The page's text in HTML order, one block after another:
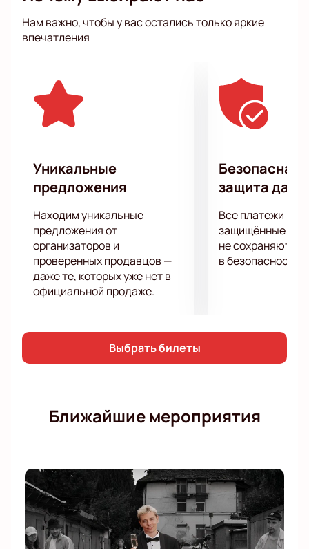
Искрометный и близкий каждому гостю юмор в этот
вечер подарит вам не только море положительных
точно захотите рассказать своим друзьям и
коллегам!
Нам важно, чтобы у вас остались только яркие
впечатления
Уникальные
предложения
Находим уникальные
предложения от
организаторов и
проверенных продавцов —
даже те, которых уже нет в
официальной продаже.
Безопасная
защита
Все платежи
защищённые
не сохраняются
в безопасности.
Выбрать билеты
Ближайшие мероприятия